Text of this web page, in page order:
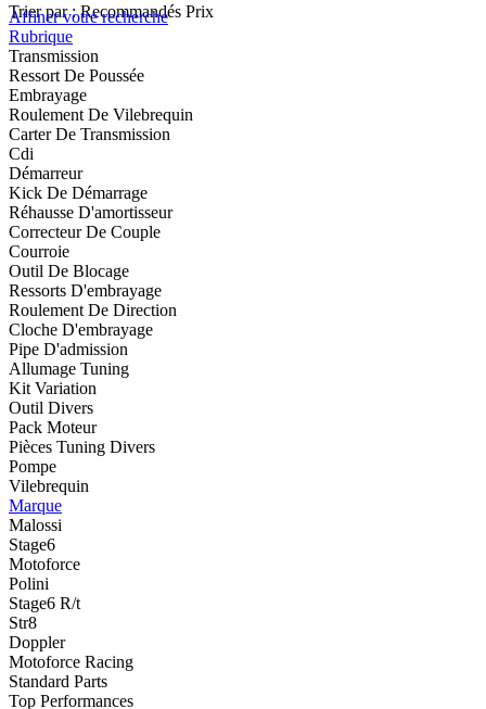
Trier par : Recommandés Prix
Affiner votre recherche
Rubrique
Transmission
Ressort De Poussée
Embrayage
Roulement De Vilebrequin
Carter De Transmission
Cdi
Démarreur
Kick De Démarrage
Réhausse D'amortisseur
Correcteur De Couple
Courroie
Outil De Blocage
Ressorts D'embrayage
Roulement De Direction
Cloche D'embrayage
Pipe D'admission
Allumage Tuning
Kit Variation
Outil Divers
Pack Moteur
Pièces Tuning Divers
Pompe
Vilebrequin
Marque
Malossi
Stage6
Motoforce
Polini
Stage6 R/t
Str8
Doppler
Motoforce Racing
Standard Parts
Top Performances